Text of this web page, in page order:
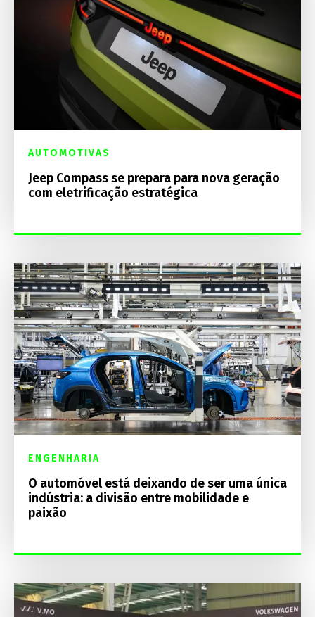
AUTOMOTIVAS
Jeep Compass se prepara para nova geração
com eletrificação estratégica
ENGENHARIA
O automóvel está deixando de ser uma única
indústria: a divisão entre mobilidade e
paixão